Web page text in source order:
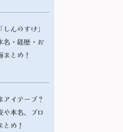
んのすけ」
名・経歴・お
まとめ！
アイテープ？
や本名、プロ
とめ！